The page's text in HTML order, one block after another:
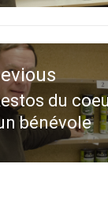
du
bénévole